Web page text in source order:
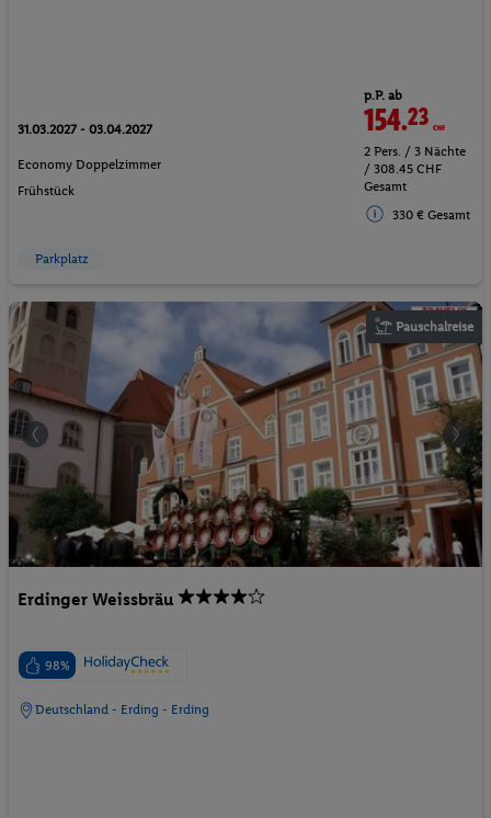
31.03.2027 - 03.04.2027
Economy Doppelzimmer
Frühstück
p.P. ab
154.23CHF
2 Pers. / 3 Nächte
/ 308.45 CHF
Gesamt
330 € Gesamt
Parkplatz
Pauschalreise
Erdinger Weissbräu
98%
Deutschland - Erding - Erding